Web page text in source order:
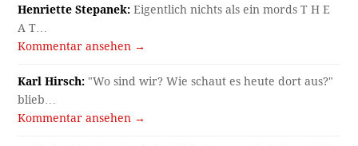
Henriette Stepanek: Eigentlich nichts als ein mords T H E
A T…
Kommentar ansehen →
Karl Hirsch: "Wo sind wir? Wie schaut es heute dort aus?"
blieb…
Kommentar ansehen →